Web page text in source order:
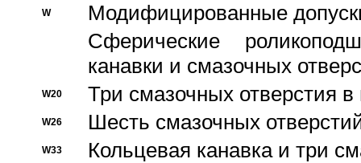
W
Модифицированные
Сферические
канавки и смазочных
W20 Три смазочных отверстия
W26 Шесть смазочных
W33 Кольцевая канавка и три